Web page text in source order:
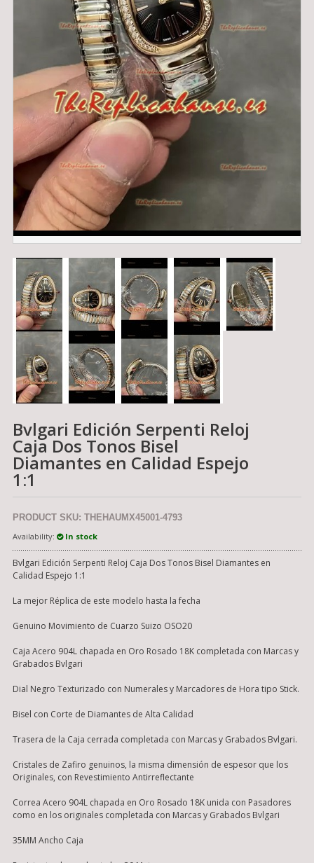
Bvlgari Edición Serpenti Reloj
Caja Dos Tonos Bisel
Diamantes en Calidad Espejo
1:1
PRODUCT SKU: THEHAUMX45001-4793
Availability:
In stock
Bvlgari Edición Serpenti Reloj Caja Dos Tonos Bisel Diamantes en
Calidad Espejo 1:1
La mejor Réplica de este modelo hasta la fecha
Genuino Movimiento de Cuarzo Suizo OSO20
Caja Acero 904L chapada en Oro Rosado 18K completada con Marcas y
Grabados Bvlgari
Dial Negro Texturizado con Numerales y Marcadores de Hora tipo Stick.
Bisel con Corte de Diamantes de Alta Calidad
Trasera de la Caja cerrada completada con Marcas y Grabados Bvlgari.
Cristales de Zafiro genuinos, la misma dimensión de espesor que los
Originales, con Revestimiento Antirreflectante
Correa Acero 904L chapada en Oro Rosado 18K unida con Pasadores
como en los originales completada con Marcas y Grabados Bvlgari
35MM Ancho Caja